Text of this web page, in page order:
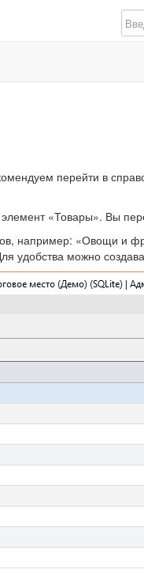
перейти в
«Товары». Вы
например: «Овощи и
удобства можно